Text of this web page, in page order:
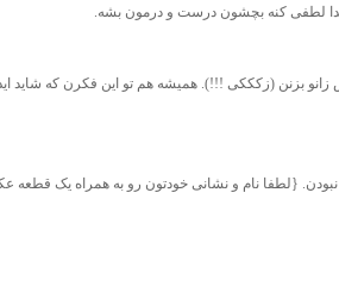
زانو بزنن (زکککی !!!). همیشه هم تو این فکرن که شاید
{لطفا نام و نشانی خودتون رو به همراه یک قطعه